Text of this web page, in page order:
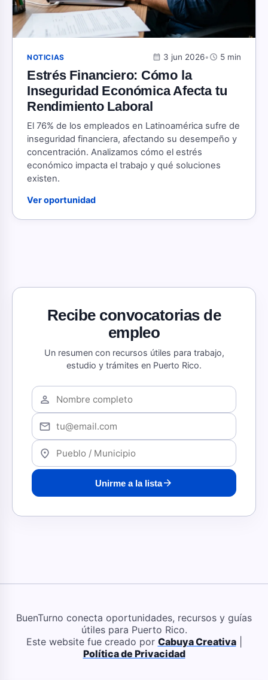
NOTICIAS calendar_month 3 jun 2026•schedule 5 min
Estrés Financiero: Cómo la
Inseguridad Económica Afecta tu
Rendimiento Laboral
El 76% de los empleados en Latinoamérica sufre de
inseguridad financiera, afectando su desempeño y
concentración. Analizamos cómo el estrés
económico impacta el trabajo y qué soluciones
existen.
Ver oportunidad
Recibe convocatorias de
empleo
Un resumen con recursos útiles para trabajo,
estudio y trámites en Puerto Rico.
person
mail
location_on
Unirme a la listaarrow_forward
BuenTurno conecta oportunidades, recursos y guías
útiles para Puerto Rico.
Este website fue creado por Cabuya Creativa|
Política de Privacidad